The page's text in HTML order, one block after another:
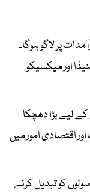
پر لاگو ہوگا۔
اور میکسیکو
لیے بڑا دھچکا
اقتصادی امور میں
اصولوں کو تبدیل کرنے